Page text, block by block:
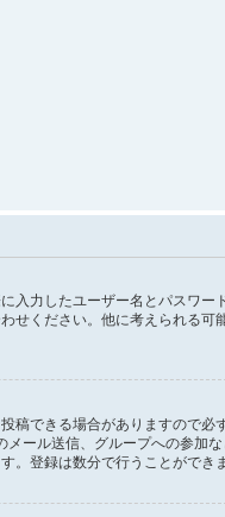
入力したユーザー名とパスワ
せください。他に考えられる
稿できる場合がありますので
ール送信、グループへの参加
。登録は数分で行うことがで